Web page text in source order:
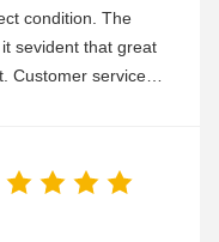
condition. The
sevident that great
Customer service